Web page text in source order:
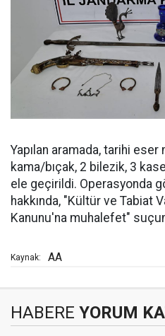
Yapılan aramada, tarihi eser
kama/bıçak, 2 bilezik, 3
ele geçirildi. Operasyonda
hakkında, "Kültür ve Tabiat
Kanunu'na muhalefet"
Kaynak: AA
HABERE YORUM